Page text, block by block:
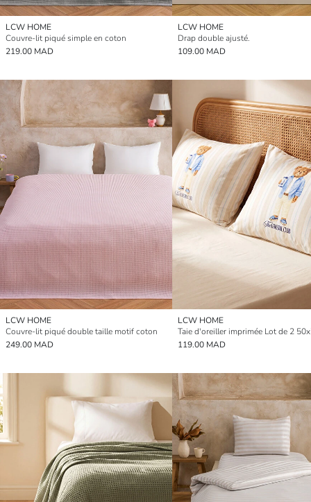
LCW HOME
Couvre-lit piqué simple en coton
219.00 MAD
LCW HOME
Drap double ajusté.
109.00 MAD
LCW HOME
Couvre-lit piqué double taille motif coton
249.00 MAD
LCW HOME
Taie d'oreiller imprimée Lot de 2
119.00 MAD